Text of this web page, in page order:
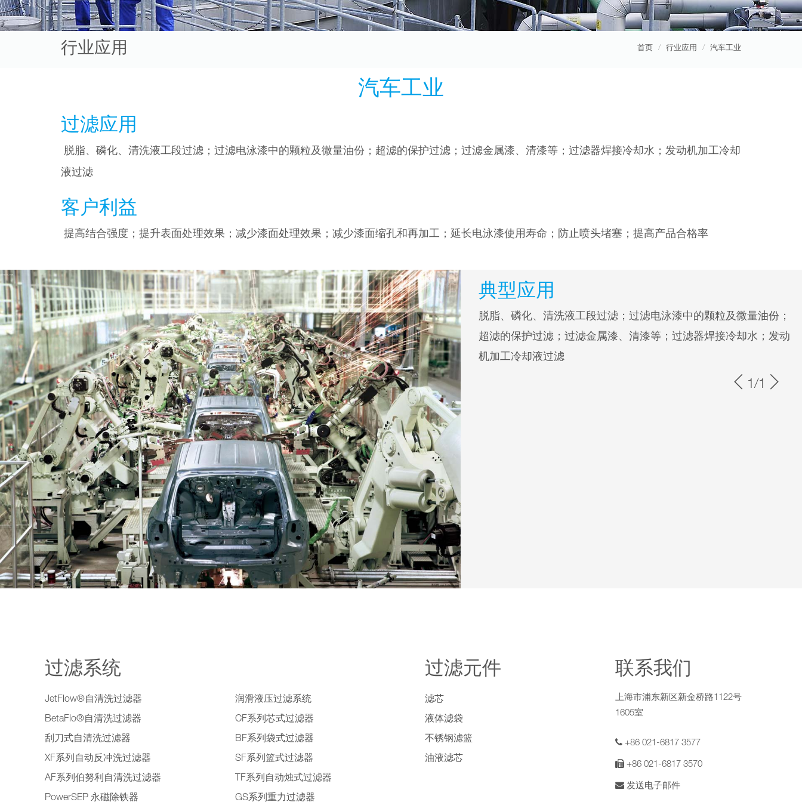
行业应用 首页 行业应用 汽车工业
汽车工业
过滤应用
脱脂、磷化、清洗液工段过滤；过滤电泳漆中的颗粒及微量油份；超滤的保护过滤；过滤金属漆、清漆等；过滤器焊接冷却水；发动机加工冷却
液过滤
客户利益
提高结合强度；提升表面处理效果；减少漆面处理效果；减少漆面缩孔和再加工；延长电泳漆使用寿命；防止喷头堵塞；提高产品合格率
典型应用
脱脂、磷化、清洗液工段过滤；过滤电泳漆中的颗粒及微量油份；
超滤的保护过滤；过滤金属漆、清漆等；过滤器焊接冷却水；发动
机加工冷却液过滤
1/1
过滤系统
JetFlow®自清洗过滤器
BetaFlo®自清洗过滤器
刮刀式自清洗过滤器
XF系列自动反冲洗过滤器
AF系列伯努利自清洗过滤器
PowerSEP 永磁除铁器
润滑液压过滤系统
CF系列芯式过滤器
BF系列袋式过滤器
SF系列篮式过滤器
TF系列自动烛式过滤器
GS系列重力过滤器
过滤元件
滤芯
液体滤袋
不锈钢滤篮
油液滤芯
联系我们
上海市浦东新区新金桥路1122号
1605室
+86 021-6817 3577
+86 021-6817 3570
发送电子邮件